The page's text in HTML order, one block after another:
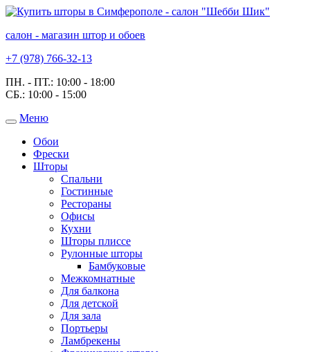
салон - магазин штор и обоев
+7 (978) 766-32-13
ПН. - ПТ.: 10:00 - 18:00
СБ.: 10:00 - 15:00
Toggle
navigation
Меню
Обои
Фрески
Шторы
Спальни
Гостинные
Рестораны
Офисы
Кухни
Шторы плиссе
Рулонные шторы
Бамбуковые
Межкомнатные
Для балкона
Для детской
Для зала
Портьеры
Ламбрекены